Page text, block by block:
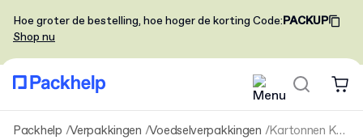
Hoe groter de bestelling, hoe hoger de korting Code:PACKUP
Shop nu
Packhelp Verpakkingen Voedselverpakkingen Kartonnen Koffiebeker Houder